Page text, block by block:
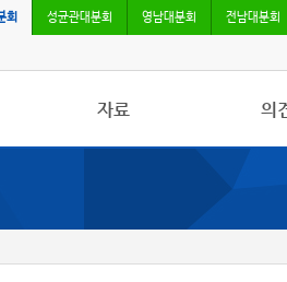
회 성균관대분회 영남대분회 전남대분회
자료 의